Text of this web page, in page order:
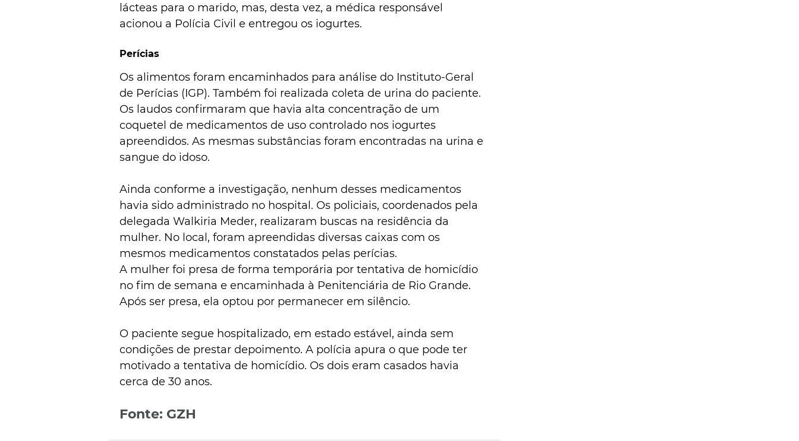
lácteas para o marido, mas, desta vez, a médica responsável
acionou a Polícia Civil e entregou os iogurtes.
Perícias
Os alimentos foram encaminhados para análise do Instituto-Geral
de Perícias (IGP). Também foi realizada coleta de urina do paciente.
Os laudos confirmaram que havia alta concentração de um
coquetel de medicamentos de uso controlado nos iogurtes
apreendidos. As mesmas substâncias foram encontradas na urina e
sangue do idoso.
Ainda conforme a investigação, nenhum desses medicamentos
havia sido administrado no hospital. Os policiais, coordenados pela
delegada Walkiria Meder, realizaram buscas na residência da
mulher. No local, foram apreendidas diversas caixas com os
mesmos medicamentos constatados pelas perícias.
A mulher foi presa de forma temporária por tentativa de homicídio
no fim de semana e encaminhada à Penitenciária de Rio Grande.
Após ser presa, ela optou por permanecer em silêncio.
O paciente segue hospitalizado, em estado estável, ainda sem
condições de prestar depoimento. A polícia apura o que pode ter
motivado a tentativa de homicídio. Os dois eram casados havia
cerca de 30 anos.
Fonte: GZH